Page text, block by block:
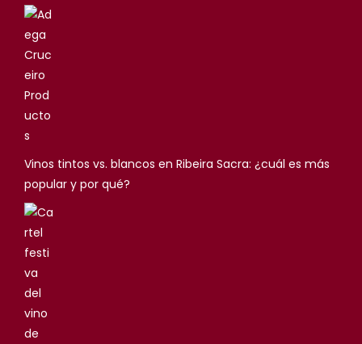
Vinos tintos vs. blancos en Ribeira Sacra: ¿cuál es más
popular y por qué?